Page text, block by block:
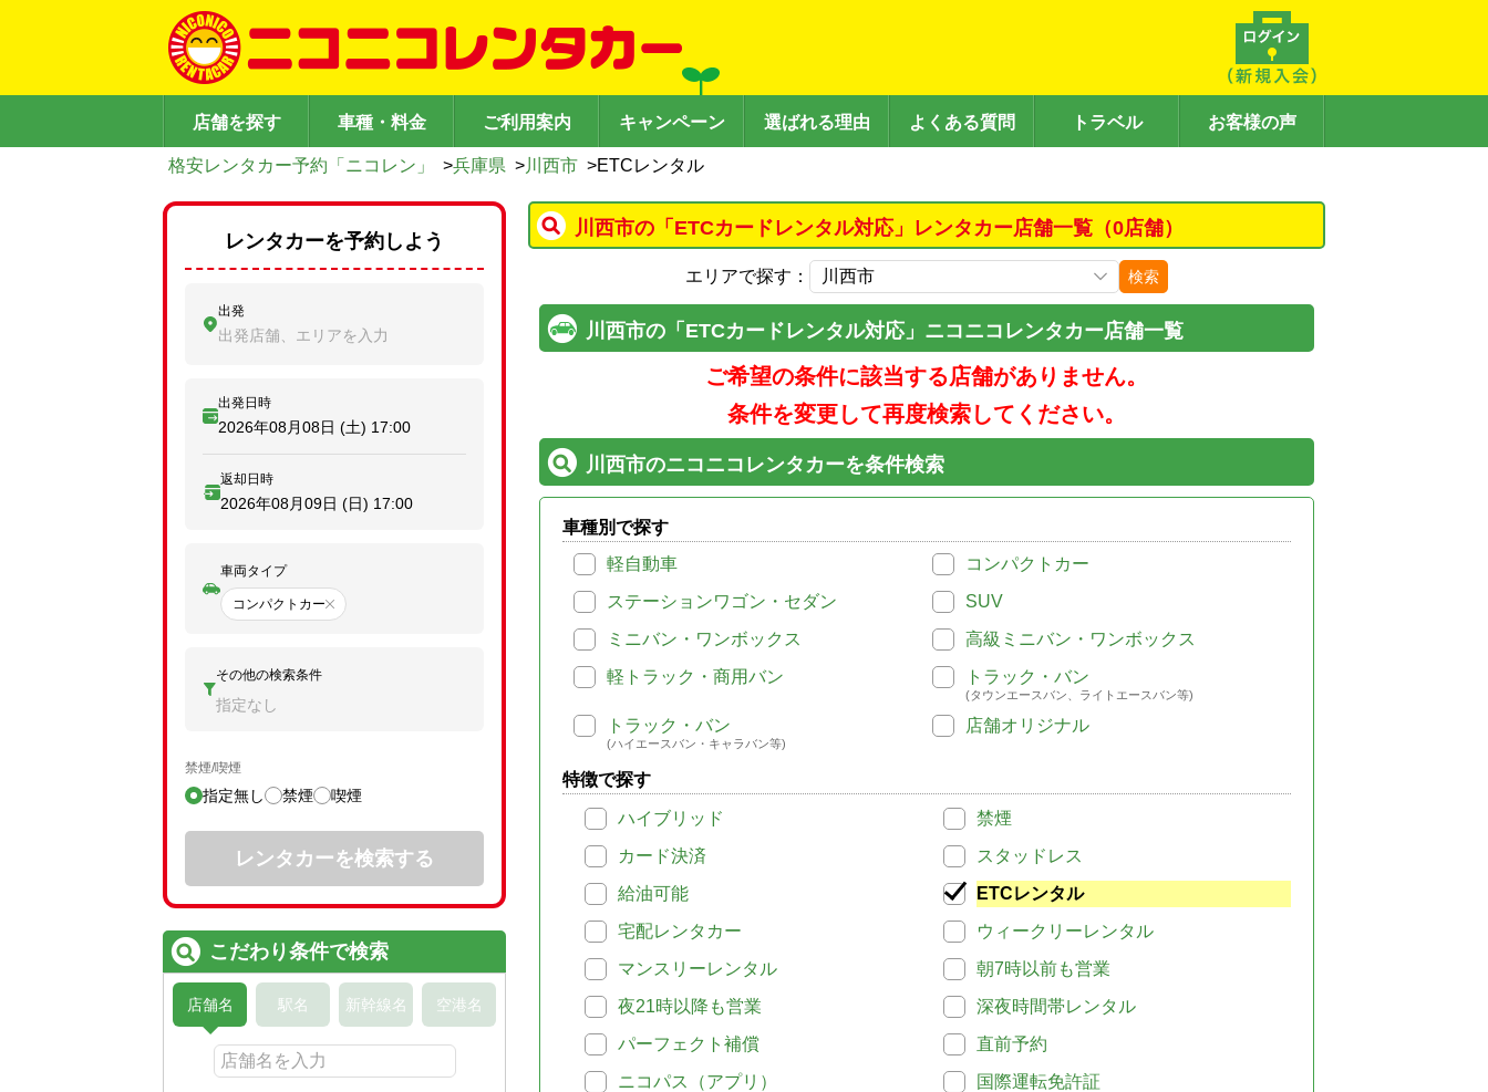
店舗を探す 車種・料金 ご利用案内 キャンペーン 選ばれる理由 よくある質問 トラベル お客様の声
格安レンタカー予約「ニコレン」 >兵庫県 >川西市 >ETCレンタル
川西市の「ETCカードレンタル対応」レンタカー店舗一覧（0店舗）
エリアで探す： 検索
川西市の「ETCカードレンタル対応」ニコニコレンタカー店舗一覧
ご希望の条件に該当する店舗がありません。
条件を変更して再度検索してください。
川西市のニコニコレンタカーを条件検索
車種別で探す
軽自動車
コンパクトカー
ステーションワゴン・セダン
SUV
ミニバン・ワンボックス
高級ミニバン・ワンボックス
軽トラック・商用バン
トラック・バン
(タウンエースバン、ライトエースバン等)
トラック・バン
(ハイエースバン・キャラバン等)
店舗オリジナル
特徴で探す
ハイブリッド
禁煙
カード決済
スタッドレス
給油可能
ETCレンタル
宅配レンタカー
ウィークリーレンタル
マンスリーレンタル
朝7時以前も営業
夜21時以降も営業
深夜時間帯レンタル
パーフェクト補償
直前予約
ニコパス（アプリ）
国際運転免許証
レンタカーを予約しよう
出発
出発店舗、エリアを入力
出発日時
2026年08月08日 (土) 17:00
返却日時
2026年08月09日 (日) 17:00
車両タイプ
コンパクトカー
その他の検索条件
指定なし
禁煙/喫煙
指定無し 禁煙 喫煙
レンタカーを検索する
こだわり条件で検索
店舗名 駅名 新幹線名 空港名